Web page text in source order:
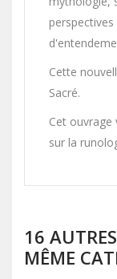
Cette
Sacré.
Cet
sur la
16
MÊME